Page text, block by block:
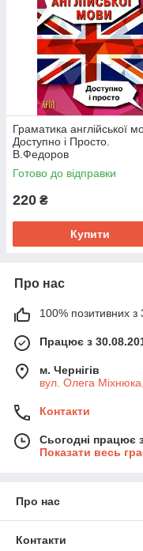
Граматика англійської
Доступно і Просто.
В.Федоров
Готово до відправки
220 ₴
Купити
Про нас
100% позитивних з
Працює з
м. Чернігів
вул. Олега
Контакти
Сьогодні працює
Показати весь
Про нас
Контакти